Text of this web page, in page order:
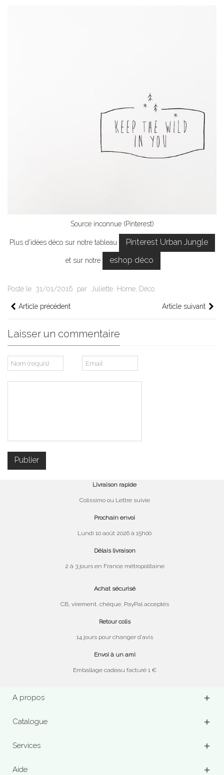
Source inconnue (Pinterest)
Plus d'idées déco sur notre tableau Pinterest Urban Jungle
et sur notre eshop déco
Posté le 31/01/2016 par Juliette Home Déco
Article précédent Article suivant
Laisser un commentaire
Livraison rapide
Colissimo ou Lettre suivie
Prochain envoi
Lundi 10 août 2026 à 15h00
Délais livraison
2 à 3 jours en France métropolitaine
Achat sécurisé
CB, virement, chèque, PayPal acceptés
Retour colis
14 jours pour changer d’avis
Envoi à un ami
Emballage cadeau facturé 1 €
A propos
Catalogue
Services
Aide